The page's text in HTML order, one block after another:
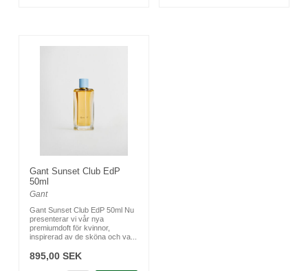
Gant Sunset Club EdP
50ml
Gant
Gant Sunset Club EdP 50ml Nu
presenterar vi vår nya
premiumdoft för kvinnor,
inspirerad av de sköna och va...
895,00 SEK